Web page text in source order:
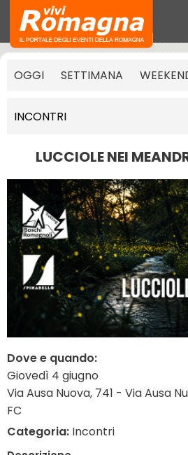
OGGI SETTIMANA
INCONTRI
LUCCIOLE NEI
Dove e quando:
Giovedì 4 giugno
Via Ausa Nuova, 741 - Via Ausa
FC
Categoria: Incontri